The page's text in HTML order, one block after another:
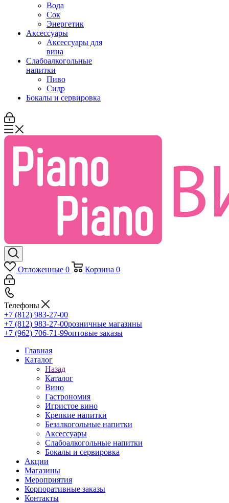
Вода
Сок
Энергетик
Аксессуары
Аксессуары для
вина
Слабоалкогольные
напитки
Пиво
Сидр
Бокалы и сервировка
Отложенные 0 Корзина 0
Телефоны
+7 (812) 983-27-00
+7 (812) 983-27-00розничные магазины
+7 (962) 706-71-99оптовые заказы
Главная
Каталог
Назад
Каталог
Вино
Гастрономия
Игристое вино
Крепкие напитки
Безалкогольные напитки
Аксессуары
Слабоалкогольные напитки
Бокалы и сервировка
Акции
Магазины
Мероприятия
Корпоративные заказы
Контакты